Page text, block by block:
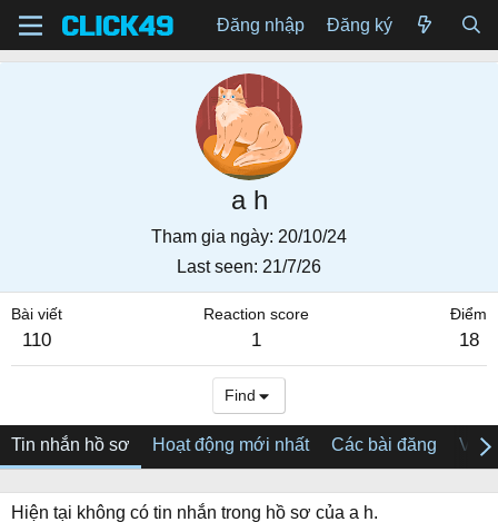
Đăng nhập Đăng ký
a h
Tham gia ngày 20/10/24
Last seen 21/7/26
Bài viết
110
Reaction score
1
Điểm
18
Find
Tin nhắn hồ sơ Hoạt động mới nhất Các bài đăng Về
Hiện tại không có tin nhắn trong hồ sơ của a h.